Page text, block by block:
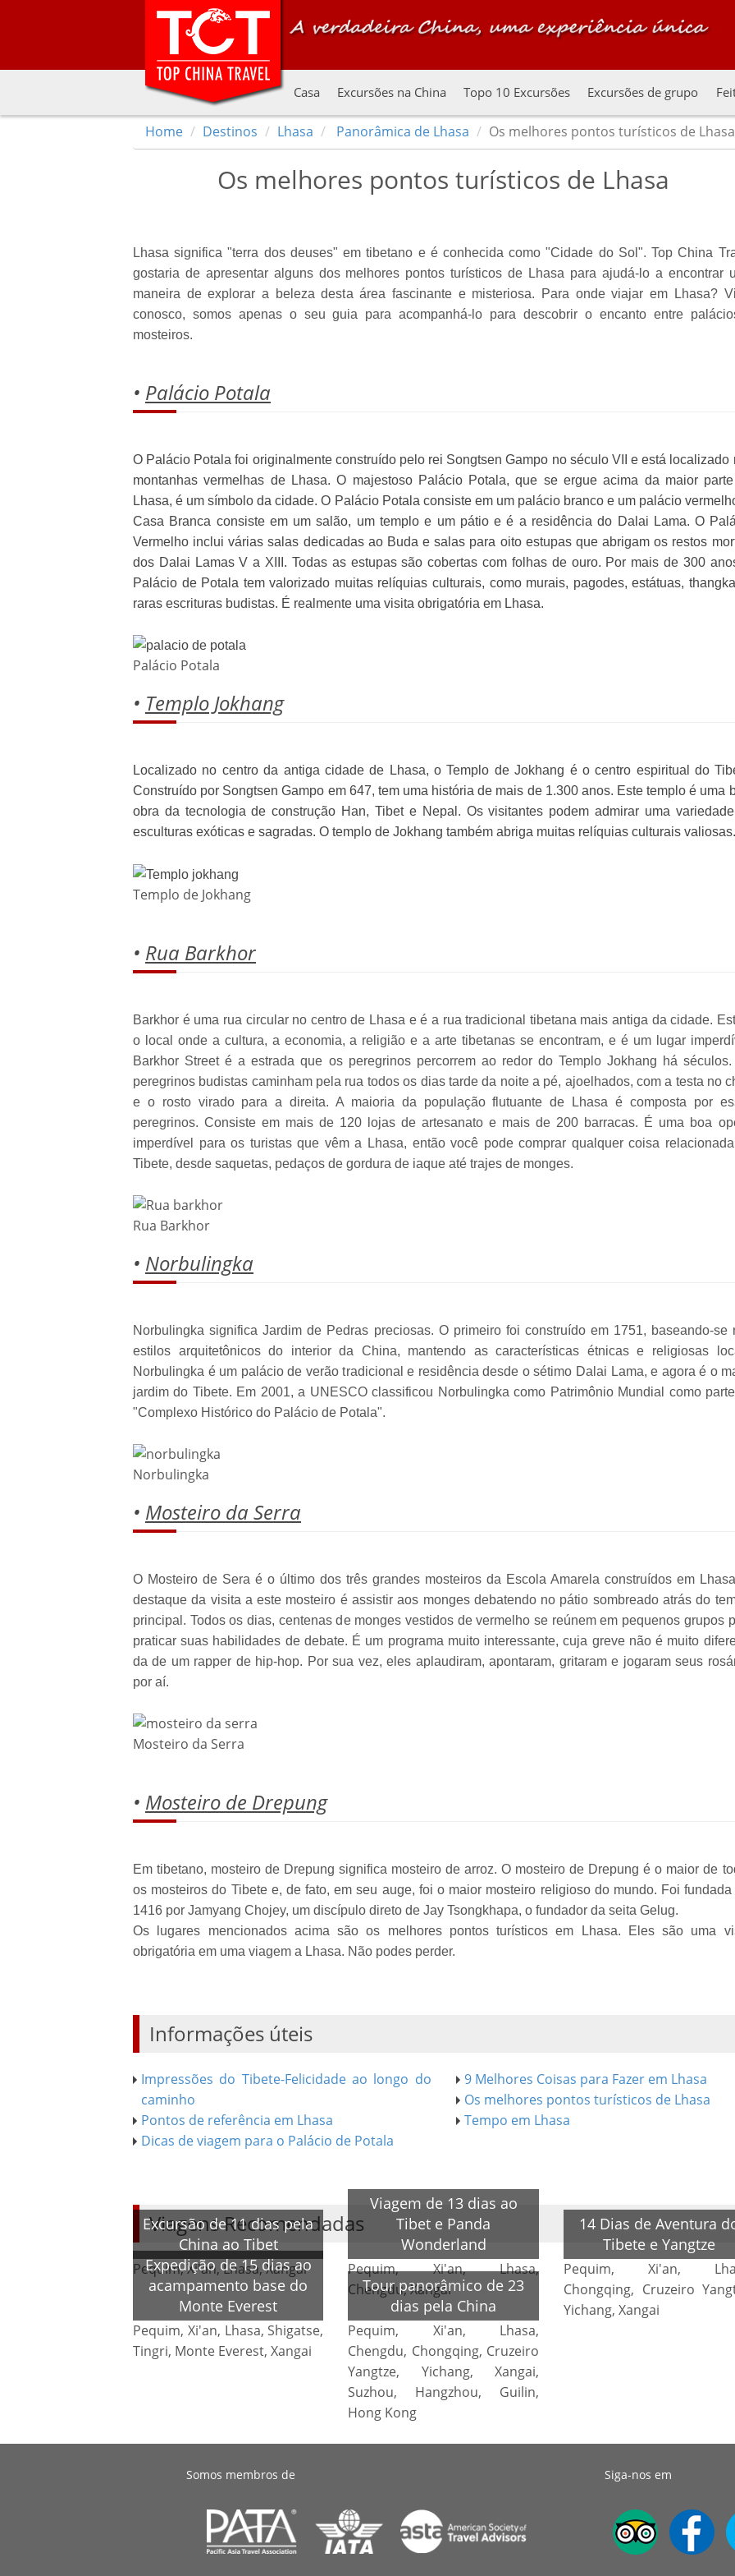
Casa Excursões na China Topo 10 Excursões Excursões de grupo
Home Destinos Lhasa Panorâmica de Lhasa Os melhores pontos turísticos de Lhasa
Os melhores pontos turísticos de Lhasa
Lhasa significa "terra dos deuses" em tibetano e é conhecida como "Cidade do Sol". Top China
gostaria de apresentar alguns dos melhores pontos turísticos de Lhasa para ajudá-lo a encontrar
maneira de explorar a beleza desta área fascinante e misteriosa. Para onde viajar em Lhasa?
conosco, somos apenas o seu guia para acompanhá-lo para descobrir o encanto entre
mosteiros.
• Palácio Potala
O Palácio Potala foi originalmente construído pelo rei Songtsen Gampo no século VII e está localizado
montanhas vermelhas de Lhasa. O majestoso Palácio Potala, que se ergue acima da maior
Lhasa, é um símbolo da cidade. O Palácio Potala consiste em um palácio branco e um palácio
Casa Branca consiste em um salão, um templo e um pátio e é a residência do Dalai Lama. O
Vermelho inclui várias salas dedicadas ao Buda e salas para oito estupas que abrigam os restos
dos Dalai Lamas V a XIII. Todas as estupas são cobertas com folhas de ouro. Por mais de 300
Palácio de Potala tem valorizado muitas relíquias culturais, como murais, pagodes, estátuas,
raras escrituras budistas. É realmente uma visita obrigatória em Lhasa.
Palácio Potala
• Templo Jokhang
Localizado no centro da antiga cidade de Lhasa, o Templo de Jokhang é o centro espiritual do
Construído por Songtsen Gampo em 647, tem uma história de mais de 1.300 anos. Este templo é uma
obra da tecnologia de construção Han, Tibet e Nepal. Os visitantes podem admirar uma
esculturas exóticas e sagradas. O templo de Jokhang também abriga muitas relíquias culturais valiosas.
Templo de Jokhang
• Rua Barkhor
Barkhor é uma rua circular no centro de Lhasa e é a rua tradicional tibetana mais antiga da cidade.
o local onde a cultura, a economia, a religião e a arte tibetanas se encontram, e é um lugar
Barkhor Street é a estrada que os peregrinos percorrem ao redor do Templo Jokhang há
peregrinos budistas caminham pela rua todos os dias tarde da noite a pé, ajoelhados, com a testa no
e o rosto virado para a direita. A maioria da população flutuante de Lhasa é composta por
peregrinos. Consiste em mais de 120 lojas de artesanato e mais de 200 barracas. É uma boa
imperdível para os turistas que vêm a Lhasa, então você pode comprar qualquer coisa
Tibete, desde saquetas, pedaços de gordura de iaque até trajes de monges.
Rua Barkhor
• Norbulingka
Norbulingka significa Jardim de Pedras preciosas. O primeiro foi construído em 1751, baseando-se
estilos arquitetônicos do interior da China, mantendo as características étnicas e religiosas
Norbulingka é um palácio de verão tradicional e residência desde o sétimo Dalai Lama, e agora é o
jardim do Tibete. Em 2001, a UNESCO classificou Norbulingka como Patrimônio Mundial como
"Complexo Histórico do Palácio de Potala".
Norbulingka
• Mosteiro da Serra
O Mosteiro de Sera é o último dos três grandes mosteiros da Escola Amarela construídos em
destaque da visita a este mosteiro é assistir aos monges debatendo no pátio sombreado atrás do
principal. Todos os dias, centenas de monges vestidos de vermelho se reúnem em pequenos grupos
praticar suas habilidades de debate. É um programa muito interessante, cuja greve não é muito
da de um rapper de hip-hop. Por sua vez, eles aplaudiram, apontaram, gritaram e jogaram seus
por aí.
Mosteiro da Serra
• Mosteiro de Drepung
Em tibetano, mosteiro de Drepung significa mosteiro de arroz. O mosteiro de Drepung é o maior de
os mosteiros do Tibete e, de fato, em seu auge, foi o maior mosteiro religioso do mundo. Foi fundada
1416 por Jamyang Chojey, um discípulo direto de Jay Tsongkhapa, o fundador da seita Gelug.
Os lugares mencionados acima são os melhores pontos turísticos em Lhasa. Eles são uma
obrigatória em uma viagem a Lhasa. Não podes perder.
Informações úteis
Impressões do Tibete-Felicidade ao longo do
caminho
9 Melhores Coisas para Fazer em Lhasa
Os melhores pontos turísticos de Lhasa
Pontos de referência em Lhasa
Tempo em Lhasa
Dicas de viagem para o Palácio de Potala
Viagens Recomendadas
Excursão de 11 dias pela
China ao Tibet
Pequim, Xi'an, Lhasa, Xangai
Viagem de 13 dias ao
Tibet e Panda
Wonderland
Pequim, Xi'an, Lhasa,
Chengdu, Xangai
14 Dias de Aventura
Tibete e Yangtze
Pequim, Xi'an,
Chongqing, Cruzeiro
Yichang, Xangai
Expedição de 15 dias ao
acampamento base do
Monte Everest
Pequim, Xi'an, Lhasa, Shigatse,
Tingri, Monte Everest, Xangai
Tour panorâmico de 23
dias pela China
Pequim, Xi'an, Lhasa,
Chengdu, Chongqing, Cruzeiro
Yangtze, Yichang, Xangai,
Suzhou, Hangzhou, Guilin,
Hong Kong
Somos membros de Siga-nos em